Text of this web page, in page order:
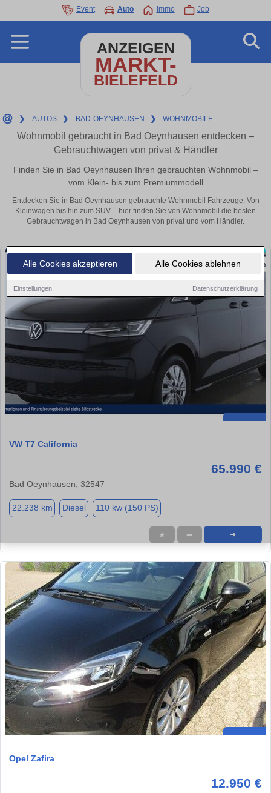
Alle Cookies akzeptieren Alle Cookies ablehnen
Einstellungen Datenschutzerklärung
Event Auto Immo Job
ANZEIGEN
MARKT-
BIELEFELD
❯ AUTOS ❯ BAD-OEYNHAUSEN ❯ WOHNMOBILE
Wohnmobil gebraucht in Bad Oeynhausen entdecken –
Gebrauchtwagen von privat & Händler
Finden Sie in Bad Oeynhausen Ihren gebrauchten Wohnmobil –
vom Klein- bis zum Premiummodell
Entdecken Sie in Bad Oeynhausen gebrauchte Wohnmobil Fahrzeuge. Von
Kleinwagen bis hin zum SUV – hier finden Sie von Wohnmobil die besten
Gebrauchtwagen in Bad Oeynhausen von privat und vom Händler.
VW T7 California
65.990 €
Bad Oeynhausen, 32547
22.238 km Diesel 110 kw (150 PS)
★ ➦ ➜
Opel Zafira
12.950 €